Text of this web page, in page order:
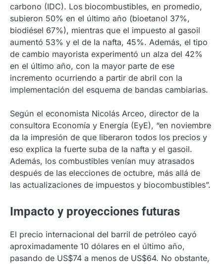
carbono (IDC). Los biocombustibles, en promedio,
subieron 50% en el último año (bioetanol 37%,
biodiésel 67%), mientras que el impuesto al gasoil
aumentó 53% y el de la nafta, 45%. Además, el tipo
de cambio mayorista experimentó un alza del 42%
en el último año, con la mayor parte de ese
incremento ocurriendo a partir de abril con la
implementación del esquema de bandas cambiarias.
Según el economista Nicolás Arceo, director de la
consultora Economía y Energía (EyE), “en noviembre
da la impresión de que liberaron todos los precios y
eso explica la fuerte suba de la nafta y el gasoil.
Además, los combustibles venían muy atrasados
después de las elecciones de octubre, más allá de
las actualizaciones de impuestos y biocombustibles”.
Impacto y proyecciones futuras
El precio internacional del barril de petróleo cayó
aproximadamente 10 dólares en el último año,
pasando de US$74 a menos de US$64. No obstante,